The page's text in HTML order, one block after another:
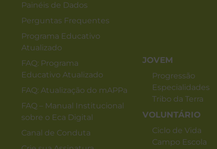
Painéis de Dados
Perguntas Frequentes
Programa Educativo
Atualizado
FAQ: Programa
Educativo Atualizado
FAQ: Atualização do mAPPa
FAQ – Manual Institucional
sobre o Eca Digital
Canal de Conduta
JOVEM
Progressão
Especialidades
Tribo da Terra
VOLUNTÁRIO
Ciclo de Vida
Campo Escola